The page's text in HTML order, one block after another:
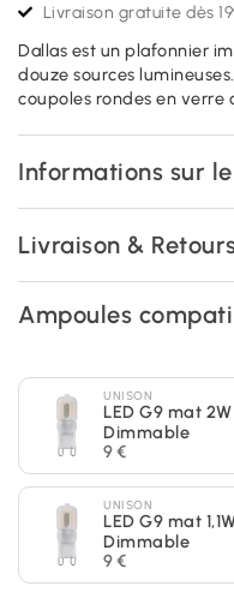
Livraison gratuite dès
Dallas est un plafonnier
douze sources
coupoles rondes en verre
Informations sur
Livraison &
Ampoules
UNISON
LED G9 mat
Dimmable
9 €
UNISON
LED G9 mat
Dimmable
9 €